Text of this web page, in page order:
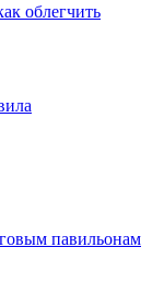
облегчить
павильонам